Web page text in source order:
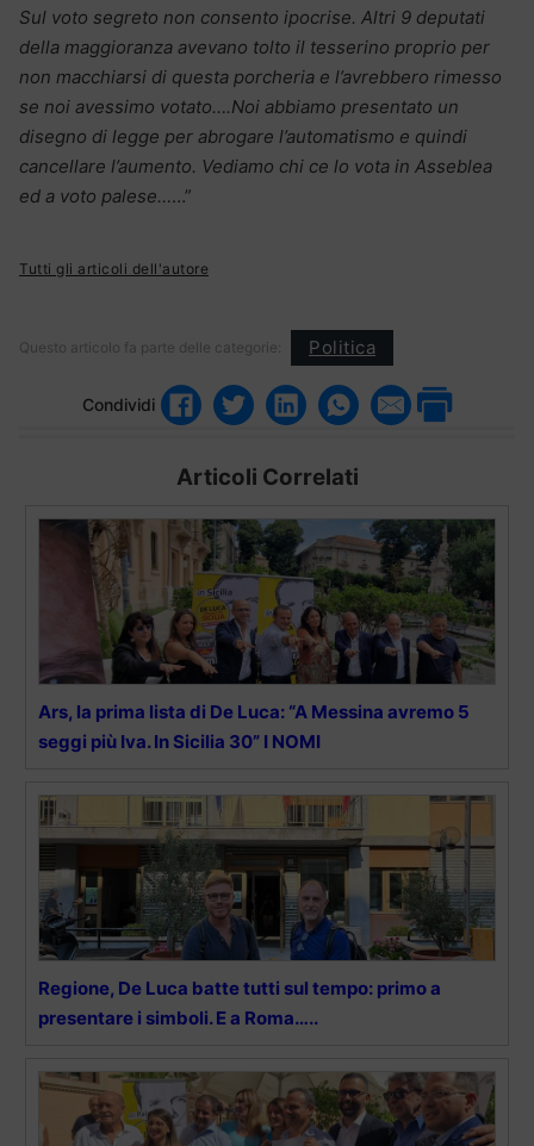
Sul voto segreto non consento ipocrise. Altri 9 deputati
della maggioranza avevano tolto il tesserino proprio per
non macchiarsi di questa porcheria e l’avrebbero rimesso
se noi avessimo votato….Noi abbiamo presentato un
disegno di legge per abrogare l’automatismo e quindi
cancellare l’aumento. Vediamo chi ce lo vota in Asseblea
ed a voto palese……”
Tutti gli articoli dell'autore
Questo articolo fa parte delle categorie: Politica
Condividi
Articoli Correlati
Ars, la prima lista di De Luca: “A Messina avremo 5
seggi più Iva. In Sicilia 30” I NOMI
Regione, De Luca batte tutti sul tempo: primo a
presentare i simboli. E a Roma…..